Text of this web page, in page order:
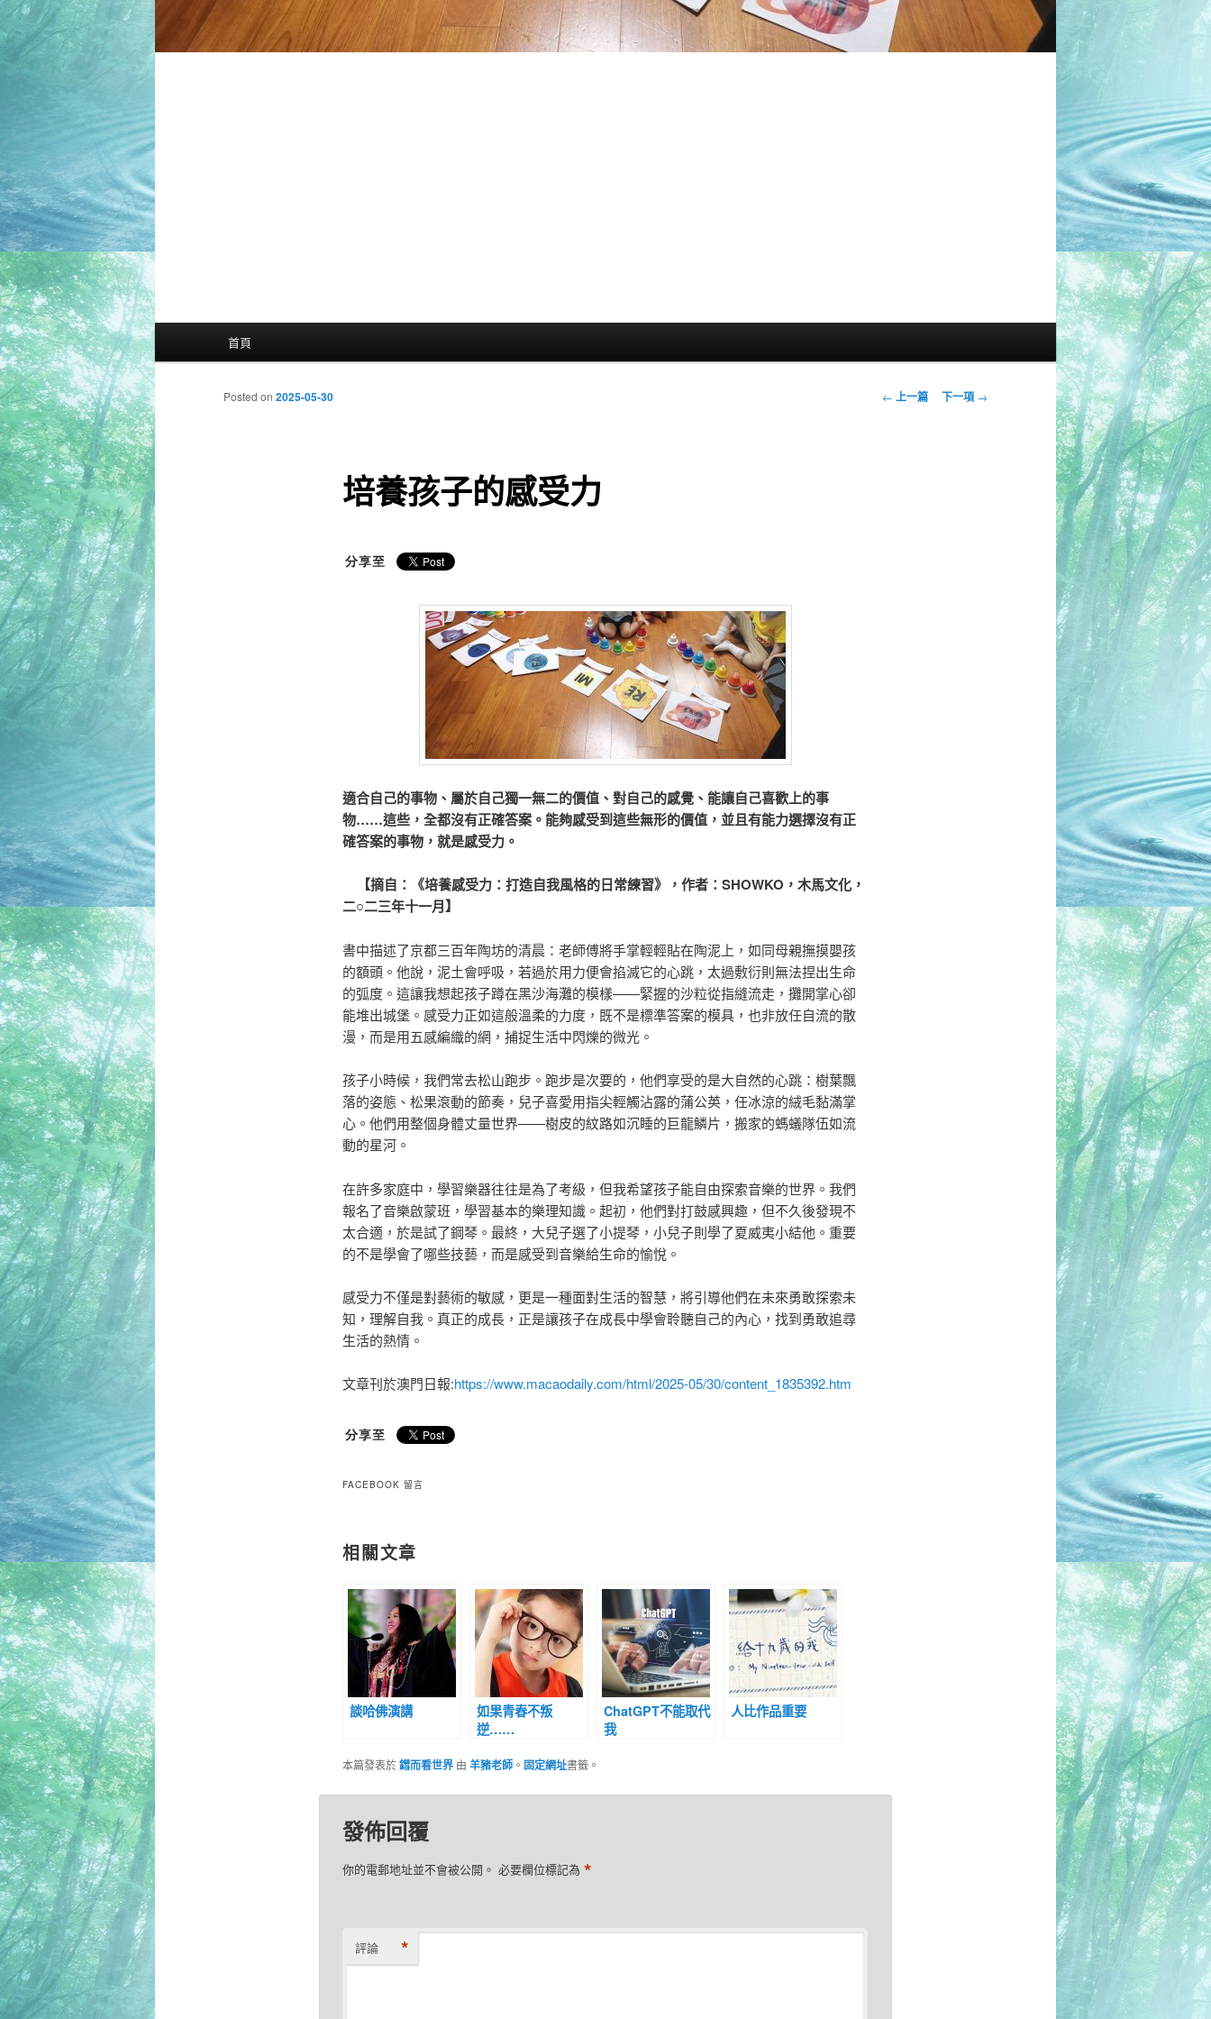
首頁
文
← 上一篇 下一項 →
培養孩子的感受力
Posted on 2025-05-30
適合自己的事物、屬於自己獨一無二的價值、對自己的感覺、能讓自己喜歡上的事
物……這些，全都沒有正確答案。能夠感受到這些無形的價值，並且有能力選擇沒有正
確答案的事物，就是感受力。
【摘自：《培養感受力：打造自我風格的日常練習》，作者：SHOWKO，木馬文化，
二○二三年十一月】
書中描述了京都三百年陶坊的清晨：老師傅將手掌輕輕貼在陶泥上，如同母親撫摸嬰孩
的額頭。他說，泥土會呼吸，若過於用力便會掐滅它的心跳，太過敷衍則無法捏出生命
的弧度。這讓我想起孩子蹲在黑沙海灘的模樣——緊握的沙粒從指縫流走，攤開掌心卻
能堆出城堡。感受力正如這般溫柔的力度，既不是標準答案的模具，也非放任自流的散
漫，而是用五感編織的網，捕捉生活中閃爍的微光。
孩子小時候，我們常去松山跑步。跑步是次要的，他們享受的是大自然的心跳：樹葉飄
落的姿態、松果滾動的節奏，兒子喜愛用指尖輕觸沾露的蒲公英，任冰涼的絨毛黏滿掌
心。他們用整個身體丈量世界——樹皮的紋路如沉睡的巨龍鱗片，搬家的螞蟻隊伍如流
動的星河。
在許多家庭中，學習樂器往往是為了考級，但我希望孩子能自由探索音樂的世界。我們
報名了音樂啟蒙班，學習基本的樂理知識。起初，他們對打鼓感興趣，但不久後發現不
太合適，於是試了鋼琴。最終，大兒子選了小提琴，小兒子則學了夏威夷小結他。重要
的不是學會了哪些技藝，而是感受到音樂給生命的愉悅。
感受力不僅是對藝術的敏感，更是一種面對生活的智慧，將引導他們在未來勇敢探索未
知，理解自我。真正的成長，正是讓孩子在成長中學會聆聽自己的內心，找到勇敢追尋
生活的熱情。
文章刊於澳門日報:https://www.macaodaily.com/html/2025-05/30/content_1835392.htm
FACEBOOK 留言
相關文章
談哈佛演講
如果青春不叛
逆……
ChatGPT不能取代
我
人比作品重要
本篇發表於鏏而看世界由 羊豬老師。 固定網址書籤。
發佈回覆
你的電郵地址並不會被公開。 必要欄位標記為 *
評論 *